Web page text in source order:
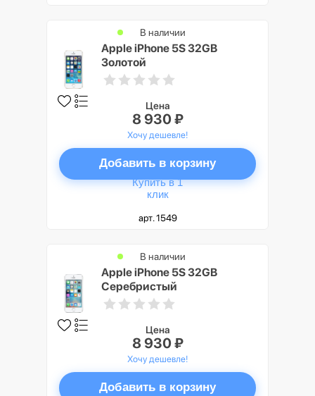
Apple iPhone 5S 32GB
Золотой
В наличии
Цена
8 930 ₽
Хочу дешевле!
Добавить в корзину
Купить в 1
клик
арт. 1549
Apple iPhone 5S 32GB
Серебристый
В наличии
Цена
8 930 ₽
Хочу дешевле!
Добавить в корзину